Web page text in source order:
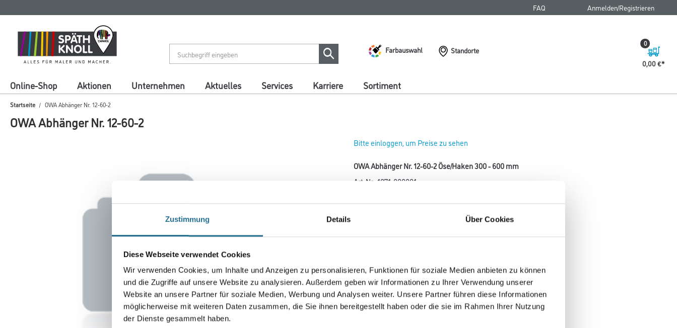
Zustimmung Details Über Cookies
Diese Webseite verwendet Cookies
Wir verwenden Cookies, um Inhalte und Anzeigen zu personalisieren, Funktionen für soziale Medien anbieten zu können
und die Zugriffe auf unsere Website zu analysieren. Außerdem geben wir Informationen zu Ihrer Verwendung unserer
Website an unsere Partner für soziale Medien, Werbung und Analysen weiter. Unsere Partner führen diese Informationen
möglicherweise mit weiteren Daten zusammen, die Sie ihnen bereitgestellt haben oder die sie im Rahmen Ihrer Nutzung
der Dienste gesammelt haben.
springen
springen
FAQ Anmelden/Registrieren
Farbauswahl
Standorte
0,00 €
0
Online-Shop Aktionen Unternehmen Aktuelles Services Karriere Sortiment
Startseite OWA Abhänger Nr. 12-60-2
OWA Abhänger Nr. 12-60-2
Bitte einloggen, um Preise zu sehen
OWA Abhänger Nr. 12-60-2 Öse/Haken 300 - 600 mm
Art-Nr.: 1071-000001